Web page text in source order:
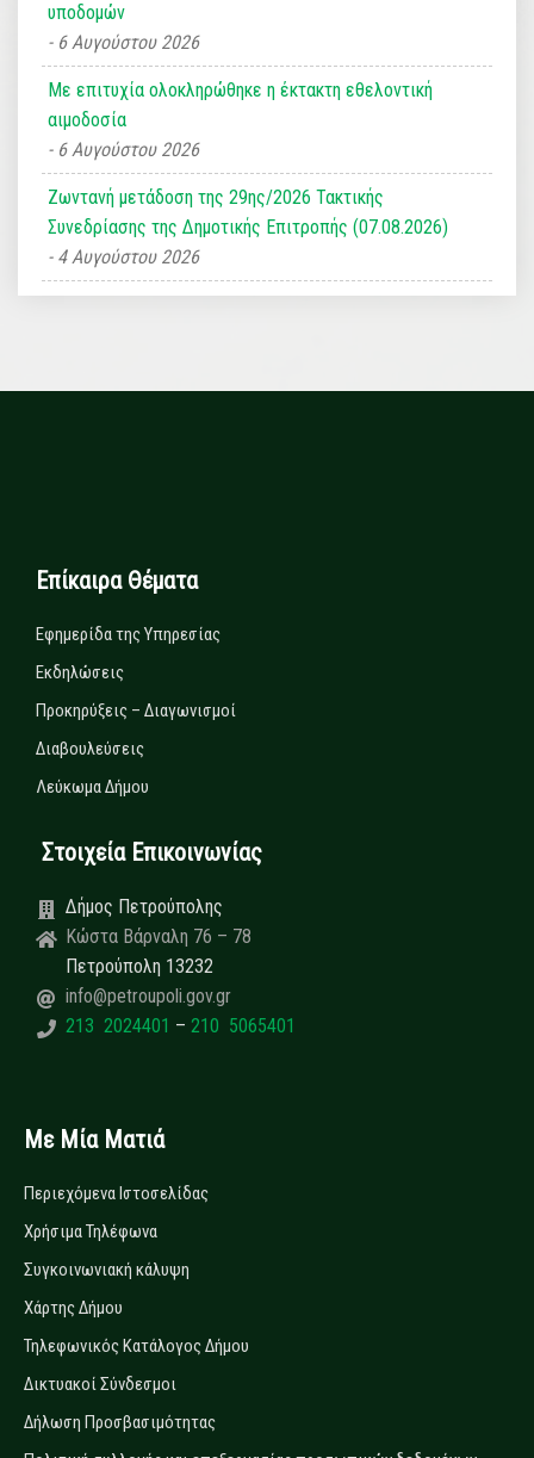
υποδομών
6 Αυγούστου 2026
Με επιτυχία ολοκληρώθηκε η έκτακτη εθελοντική
αιμοδοσία
6 Αυγούστου 2026
Ζωντανή μετάδοση της 29ης/2026 Τακτικής
Συνεδρίασης της Δημοτικής Επιτροπής (07.08.2026)
4 Αυγούστου 2026
Επίκαιρα Θέματα
Εφημερίδα της Υπηρεσίας
Εκδηλώσεις
Προκηρύξεις – Διαγωνισμοί
Διαβουλεύσεις
Λεύκωμα Δήμου
Στοιχεία Επικοινωνίας
Δήμος Πετρούπολης
Κώστα Βάρναλη 76 – 78
Πετρούπολη 13232
info@petroupoli.gov.gr
213 2024401 – 210 5065401
Με Μία Ματιά
Περιεχόμενα Ιστοσελίδας
Χρήσιμα Τηλέφωνα
Συγκοινωνιακή κάλυψη
Χάρτης Δήμου
Τηλεφωνικός Κατάλογος Δήμου
Δικτυακοί Σύνδεσμοι
Δήλωση Προσβασιμότητας